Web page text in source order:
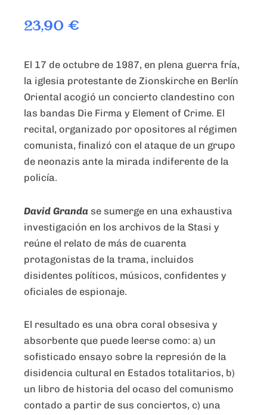
23,90 €
El 17 de octubre de 1987, en plena guerra fría,
la iglesia protestante de Zionskirche en Berlín
Oriental acogió un concierto clandestino con
las bandas Die Firma y Element of Crime. El
recital, organizado por opositores al régimen
comunista, finalizó con el ataque de un grupo
de neonazis ante la mirada indiferente de la
policía.
David Granda se sumerge en una exhaustiva
investigación en los archivos de la Stasi y
reúne el relato de más de cuarenta
protagonistas de la trama, incluidos
disidentes políticos, músicos, confidentes y
oficiales de espionaje.
El resultado es una obra coral obsesiva y
absorbente que puede leerse como: a) un
sofisticado ensayo sobre la represión de la
disidencia cultural en Estados totalitarios, b)
un libro de historia del ocaso del comunismo
contado a partir de sus conciertos, c) una